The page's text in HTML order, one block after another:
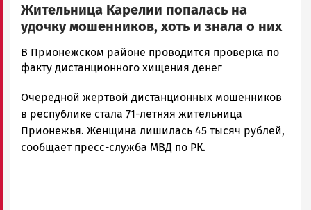
Жительница Карелии попалась на
удочку мошенников, хоть и знала о них
Алексей
Смирнов
Петрозаводска
и
Карелии
|
В Прионежском районе проводится проверка по
факту дистанционного хищения денег
Очередной жертвой дистанционных мошенников
в республике стала 71-летняя жительница
Прионежья. Женщина лишилась 45 тысяч рублей,
сообщает пресс-служба МВД по РК.